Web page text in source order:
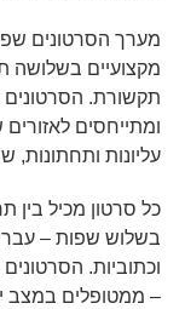
מקצועיים בשלושה
תקשורת. הסרטונים
ומתייחסים לאזורים
עליונות ותחתונות,
כל סרטון מכיל בין
בשלוש שפות –
וכתוביות.
– ממטופלים במצב